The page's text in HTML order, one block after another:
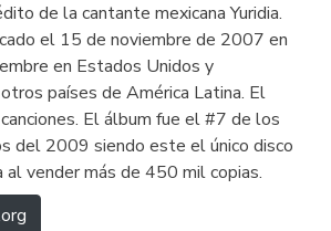
de la cantante mexicana Yuridia.
el 15 de noviembre de 2007 en
en Estados Unidos y
países de América Latina. El
El álbum fue el #7 de los
del 2009 siendo este el único disco
vender más de 450 mil copias.